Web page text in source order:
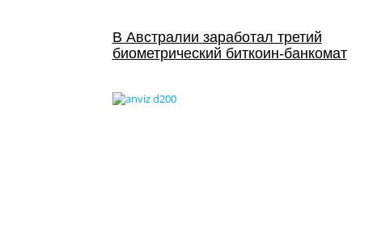
В Австралии заработал третий
биометрический биткоин-банкомат